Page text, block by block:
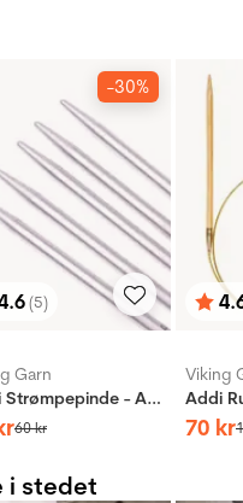
-30%
(5)
5 stjerner
Garn
Addi Strømpepinde - Aluminium
60kr
ud
Viking
70 kr
i stedet